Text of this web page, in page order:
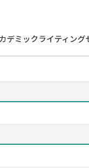
デミックライティング